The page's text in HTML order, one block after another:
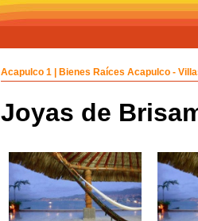
Acapulco 1 | Bienes Raíces Acapulco -
Joyas de